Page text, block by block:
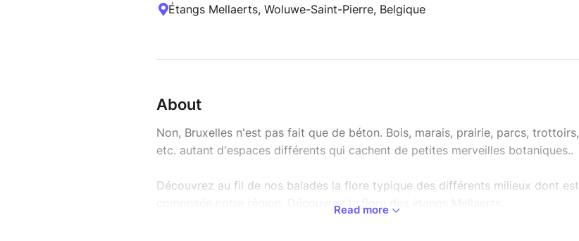
Étangs Mellaerts, Woluwe-Saint-Pierre, Belgique
About
Non, Bruxelles n'est pas fait que de béton. Bois, marais, prairie, parcs, trottoirs,
etc. autant d'espaces différents qui cachent de petites merveilles botaniques..
Découvrez au fil de nos balades la flore typique des différents milieux dont est
composée notre région. Découvrez la flore des étangs Mellaerts
Read more